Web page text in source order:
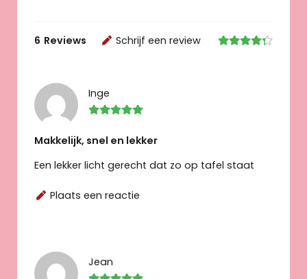
6 Reviews Schrijf een review
Inge
Makkelijk, snel en lekker
Een lekker licht gerecht dat zo op tafel staat
Plaats een reactie
Jean